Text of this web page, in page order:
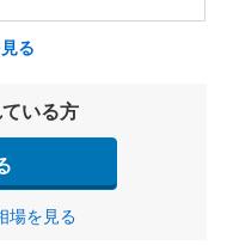
る
いる方
場を見る